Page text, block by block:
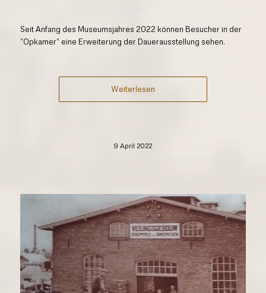
Seit Anfang des Museumsjahres 2022 können Besucher in der
“Opkamer” eine Erweiterung der Dauerausstellung sehen.
Weiterlesen
9 April 2022